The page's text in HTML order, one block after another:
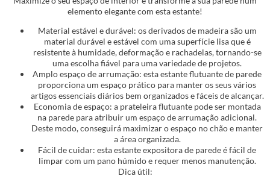
elemento elegante com esta estante!
Material estável e durável: os derivados de madeira são um
material durável e estável com uma superfície lisa que é
resistente à humidade, deformação e rachadelas, tornando-se
uma escolha fiável para uma variedade de projetos.
Amplo espaço de arrumação: esta estante flutuante de parede
proporciona um espaço prático para manter os seus vários
artigos essenciais diários bem organizados e fáceis de alcançar.
Economia de espaço: a prateleira flutuante pode ser montada
na parede para atribuir um espaço de arrumação adicional.
Deste modo, conseguirá maximizar o espaço no chão e manter
a área organizada.
Fácil de cuidar: esta estante expositora de parede é fácil de
limpar com um pano húmido e requer menos manutenção.
Dica útil: